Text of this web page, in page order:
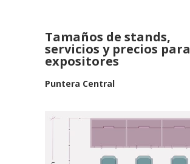
Tamaños de stands,
servicios y precios para
expositores
Puntera Central